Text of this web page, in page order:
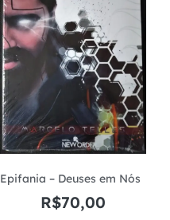
Epifania – Deuses em Nós
R$70,00